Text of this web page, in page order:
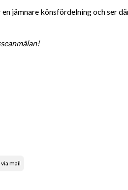
jämnare könsfördelning och ser
via mail